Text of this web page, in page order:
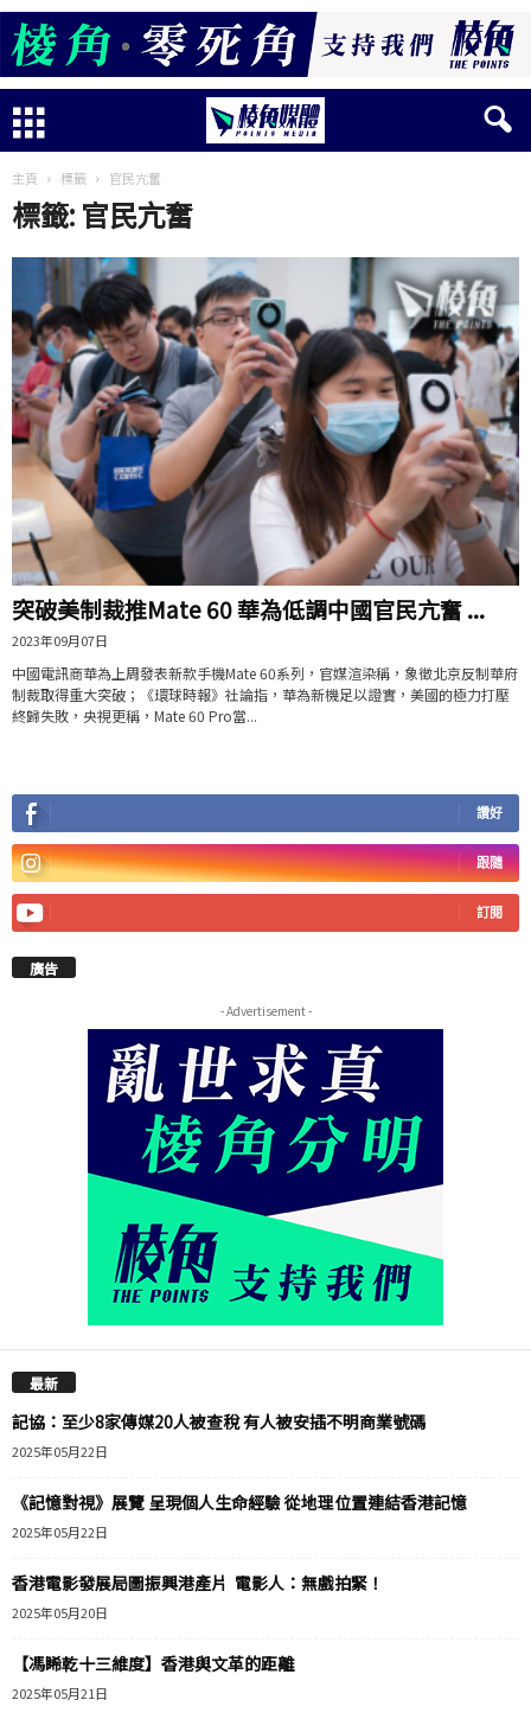
主頁 標籤 官民亢奮
標籤: 官民亢奮
突破美制裁推Mate 60 華為低調中國官民亢奮 ...
2023年09月07日
中國電訊商華為上周發表新款手機Mate 60系列，官媒渲染稱，象徵北京反制華府
制裁取得重大突破；《環球時報》社論指，華為新機足以證實，美國的極力打壓
終歸失敗，央視更稱，Mate 60 Pro當...
讚好
跟隨
訂閱
廣告
- Advertisement -
最新
記協：至少8家傳媒20人被查稅 有人被安插不明商業號碼
2025年05月22日
《記憶對視》展覽 呈現個人生命經驗 從地理位置連結香港記憶
2025年05月22日
香港電影發展局圖振興港產片 電影人：無戲拍緊！
2025年05月20日
【馮睎乾十三維度】香港與文革的距離
2025年05月21日